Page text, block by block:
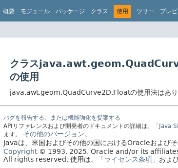
概要 モジュール パッケージ クラス 使用 ツリー プレ
クラス
の使用
java.awt.geom.QuadCurve2D.Floatの使用法はあり
バグを報告する、または機能強化を提案する
APIリファレンスおよび開発者のドキュメントの詳細は、
「Java
ます。
その他のバージョン。
Javaは、米国およびその他の国におけるOracleおよび
Copyright© 1993, 2025, Oracle and/or its
All rights reserved. 使用は、 「ライセンス条項」 およ